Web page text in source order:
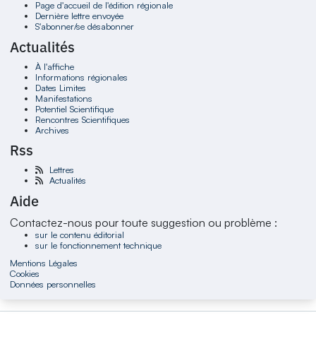
Page d'accueil de l'édition régionale
Dernière lettre envoyée
S'abonner/se désabonner
Actualités
À l'affiche
Informations régionales
Dates Limites
Manifestations
Potentiel Scientifique
Rencontres Scientifiques
Archives
Rss
Lettres
Actualités
Aide
Contactez-nous pour toute suggestion ou problème :
sur le contenu éditorial
sur le fonctionnement technique
Mentions Légales
Cookies
Données personnelles